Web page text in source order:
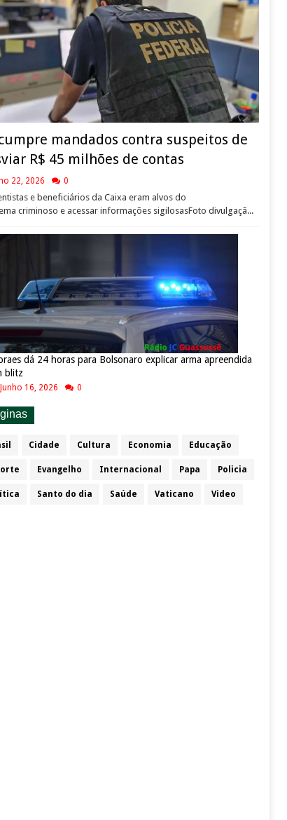
mandados contra suspeitos de
R$ 45 milhões de contas
22, 2026 0
e beneficiários da Caixa eram alvos do
criminoso e acessar informações sigilosasFoto divulgaçã...
dá 24 horas para Bolsonaro explicar arma apreendida
blitz
Junho 16, 2026 0
Cidade Cultura Economia Educação
Evangelho Internacional Papa Policia
Santo do dia Saúde Vaticano Video